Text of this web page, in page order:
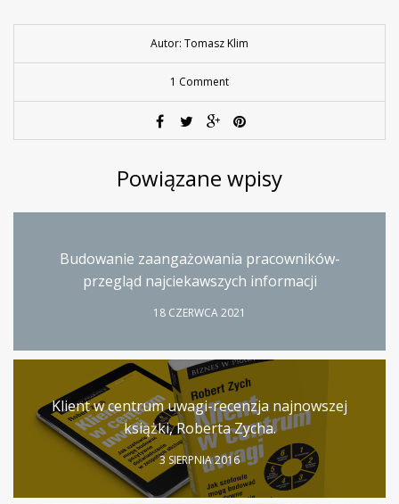
Autor: Tomasz Klim
1 Comment
Powiązane wpisy
Budowanie zaangażowania pracowników-
przegląd najciekawszych informacji
18 CZERWCA 2021
Klient w centrum uwagi-recenzja najnowszej
książki, Roberta Zycha.
3 SIERPNIA 2016